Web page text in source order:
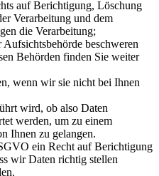
auf Berichtigung, Löschung
Verarbeitung und dem
die Verarbeitung;
Aufsichtsbehörde beschweren
Behörden finden Sie weiter
wenn wir sie nicht bei Ihnen
wird, ob also Daten
werden, um zu einem
Ihnen zu gelangen.
ein Recht auf Berichtigung
wir Daten richtig stellen